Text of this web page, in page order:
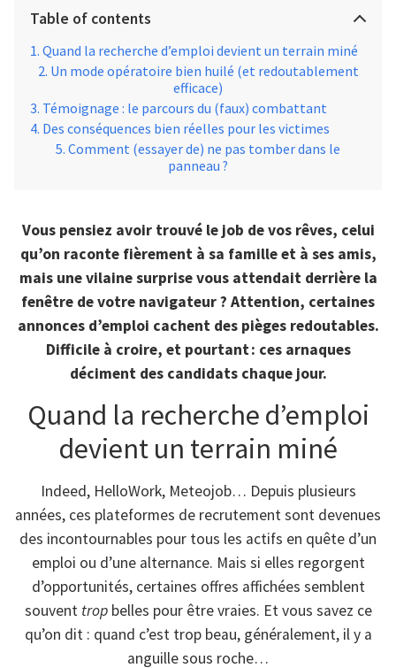
Table of contents
Quand la recherche d’emploi devient un terrain miné
Un mode opératoire bien huilé (et redoutablement
efficace)
Témoignage : le parcours du (faux) combattant
Des conséquences bien réelles pour les victimes
Comment (essayer de) ne pas tomber dans le
panneau ?
Vous pensiez avoir trouvé le job de vos rêves, celui
qu’on raconte fièrement à sa famille et à ses amis,
mais une vilaine surprise vous attendait derrière la
fenêtre de votre navigateur ? Attention, certaines
annonces d’emploi cachent des pièges redoutables.
Difficile à croire, et pourtant : ces arnaques
déciment des candidats chaque jour.
Quand la recherche d’emploi
devient un terrain miné
Indeed, HelloWork, Meteojob… Depuis plusieurs
années, ces plateformes de recrutement sont devenues
des incontournables pour tous les actifs en quête d’un
emploi ou d’une alternance. Mais si elles regorgent
d’opportunités, certaines offres affichées semblent
souvent tropbelles pour être vraies. Et vous savez ce
qu’on dit : quand c’est trop beau, généralement, il y a
anguille sous roche…